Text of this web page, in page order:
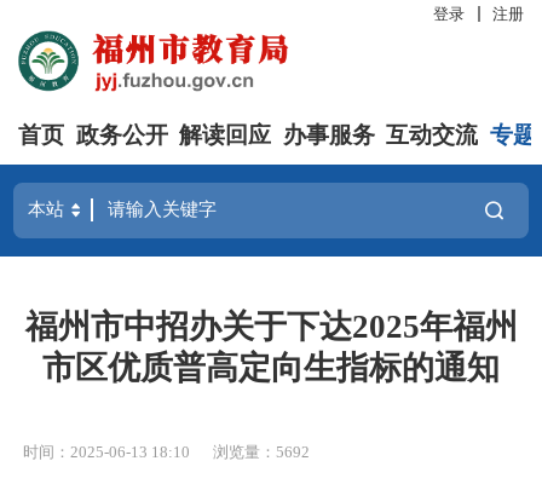
登录 注册
首页 政务公开 解读回应 办事服务 互动交流 专题
福州市中招办关于下达2025年福州
市区优质普高定向生指标的通知
时间：2025-06-13 18:10 浏览量：5692